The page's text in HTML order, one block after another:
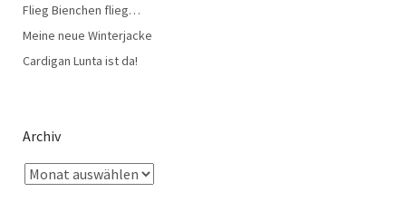
Flieg Bienchen flieg…
Meine neue Winterjacke
Cardigan Lunta ist da!
Archiv